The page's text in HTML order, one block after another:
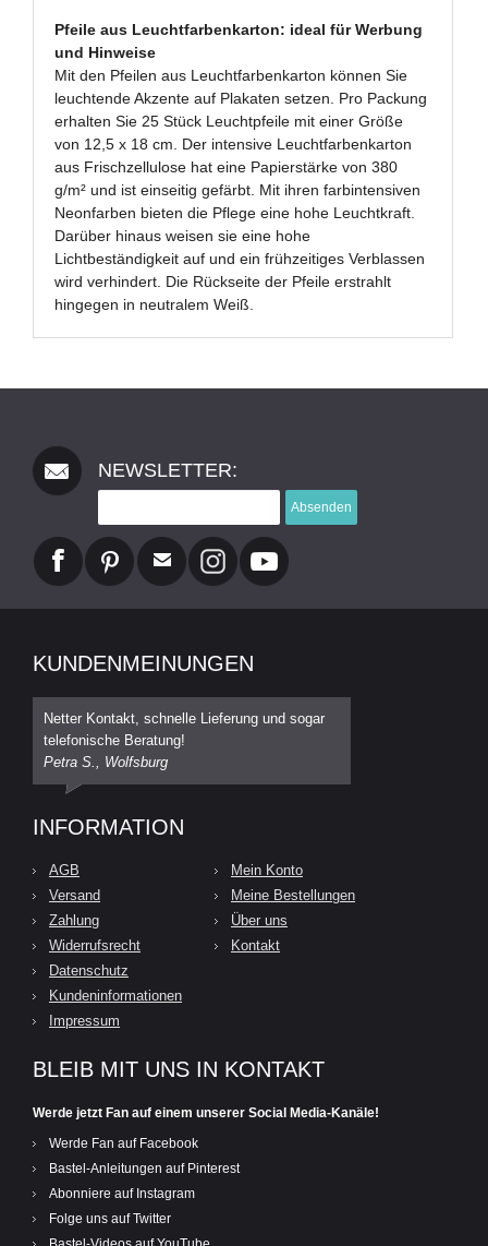
Pfeile aus Leuchtfarbenkarton: ideal für Werbung
und Hinweise
Mit den Pfeilen aus Leuchtfarbenkarton können Sie
leuchtende Akzente auf Plakaten setzen. Pro Packung
erhalten Sie 25 Stück Leuchtpfeile mit einer Größe
von 12,5 x 18 cm. Der intensive Leuchtfarbenkarton
aus Frischzellulose hat eine Papierstärke von 380
g/m² und ist einseitig gefärbt. Mit ihren farbintensiven
Neonfarben bieten die Pflege eine hohe Leuchtkraft.
Darüber hinaus weisen sie eine hohe
Lichtbeständigkeit auf und ein frühzeitiges Verblassen
wird verhindert. Die Rückseite der Pfeile erstrahlt
hingegen in neutralem Weiß.
NEWSLETTER:
Absenden
KUNDENMEINUNGEN
Netter Kontakt, schnelle Lieferung und sogar
telefonische Beratung!
Petra S., Wolfsburg
INFORMATION
AGB
Versand
Zahlung
Widerrufsrecht
Datenschutz
Kundeninformationen
Impressum
Mein Konto
Meine Bestellungen
Über uns
Kontakt
BLEIB MIT UNS IN KONTAKT
Werde jetzt Fan auf einem unserer Social Media-Kanäle!
Werde Fan auf Facebook
Bastel-Anleitungen auf Pinterest
Abonniere auf Instagram
Folge uns auf Twitter